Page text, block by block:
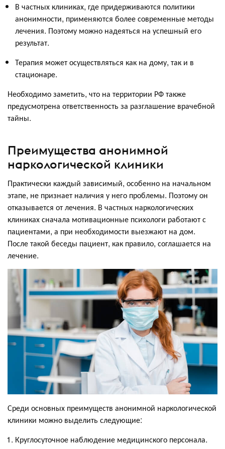
В частных клиниках, где придерживаются политики
анонимности, применяются более современные методы
лечения. Поэтому можно надеяться на успешный его
результат.
Терапия может осуществляться как на дому, так и в
стационаре.
Необходимо заметить, что на территории РФ также
предусмотрена ответственность за разглашение врачебной
тайны.
Преимущества анонимной
наркологической клиники
Практически каждый зависимый, особенно на начальном
этапе, не признает наличия у него проблемы. Поэтому он
отказывается от лечения. В частных наркологических
клиниках сначала мотивационные психологи работают с
пациентами, а при необходимости выезжают на дом.
После такой беседы пациент, как правило, соглашается на
лечение.
Среди основных преимуществ анонимной наркологической
клиники можно выделить следующие:
Круглосуточное наблюдение медицинского персонала.